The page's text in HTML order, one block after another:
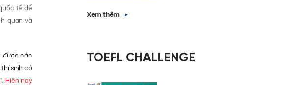
tế để
quan và
được các
sinh có
Hiện nay
Xem thêm
TOEFL CHALLENGE